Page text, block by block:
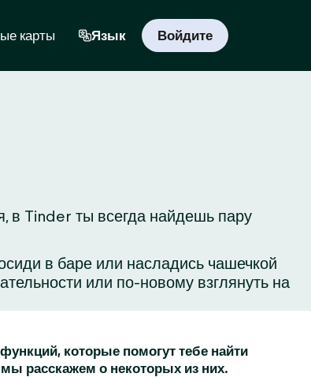
карты Язык Войдите
в Tinder ты всегда найдешь пару
в баре или насладись чашечкой
или по-новому взглянуть на
которые помогут тебе найти
расскажем о некоторых из них.